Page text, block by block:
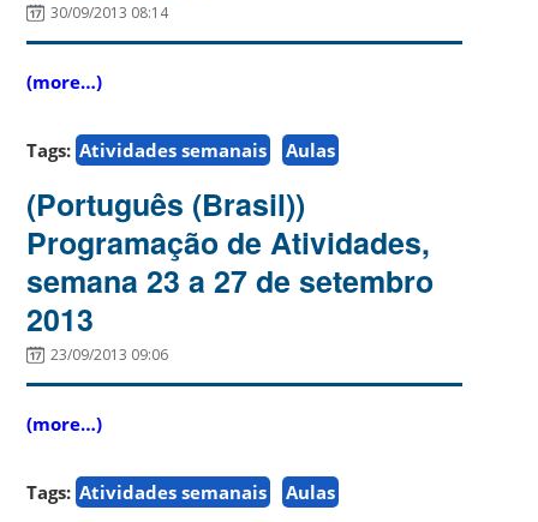
30/09/2013 08:14
(more…)
Tags: Atividades semanais Aulas
(Português (Brasil))
Programação de Atividades,
semana 23 a 27 de setembro
2013
23/09/2013 09:06
(more…)
Tags: Atividades semanais Aulas